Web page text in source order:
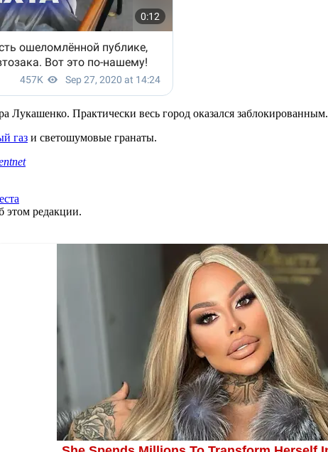
Лукашенко. Практически весь город оказался заблокированным.
газ и светошумовые гранаты.
этом редакции.